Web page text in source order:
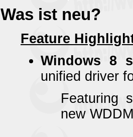
Was ist neu?
Feature
Windows 8
unified driver
Featuring
new